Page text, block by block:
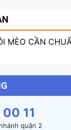
MÈO CẦN
11
quận 2